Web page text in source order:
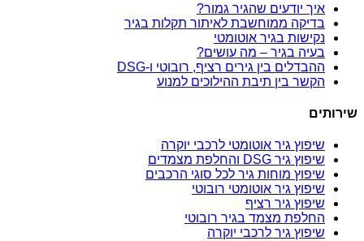
איך יודעים שהגיר גמור?
בדיקה ממוחשבת לאיתור תקלות בגיר
נקישות בגיר אוטומטי
בעיה בגיר – מה עושים?
ההבדלים בין גירים רציף, רובוטי ו-DSG
הקשר בין תיבת ההילוכים למנוע
שירותים
שיפוץ גיר אוטומטי לרכבי יוקרה
שיפוץ גיר DSG והחלפת מצמדים
שיפוץ מוחות גיר לכל סוגי הרכבים
שיפוץ גיר אוטומטי רובוטי
שיפוץ גיר רציף
החלפת מצמד בגיר רובוטי
שיפוץ גיר לרכבי יוקרה